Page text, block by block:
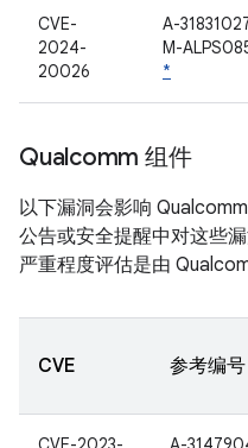
CVE-
2024-
20026
A-
M-
*
Qualcomm 组件
以下漏洞会影响
公告或安全提醒中对这些
严重程度评估是由
CVE 参考编号